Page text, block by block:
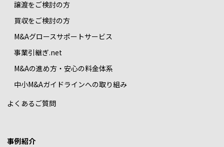
譲渡をご検討の方
買収をご検討の方
M&Aグロースサポートサービス
事業引継ぎ.net
M&Aの進め方・安心の料金体系
中小M&Aガイドラインへの取り組み
よくあるご質問
事例紹介